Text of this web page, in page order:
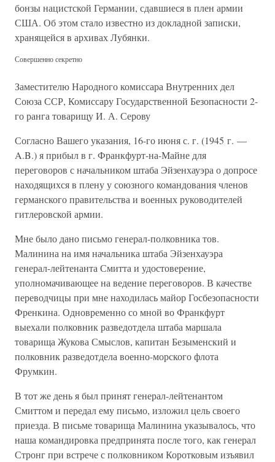
бонзы нацистской Германии, сдавшиеся в плен армии
США. Об этом стало известно из докладной записки,
хранящейся в архивах Лубянки.
Совершенно секретно
Заместителю Народного комиссара Внутренних дел
Союза ССР, Комиссару Государственной Безопасности 2-
го ранга товарищу И. А. Серову
Согласно Вашего указания, 16-го июня с. г. (1945 г. —
A.B.) я прибыл в г. Франкфурт-на-Майне для
переговоров с начальником штаба Эйзенхауэра о допросе
находящихся в плену у союзного командования членов
германского правительства и военных руководителей
гитлеровской армии.
Мне было дано письмо генерал-полковника тов.
Малинина на имя начальника штаба Эйзенхауэра
генерал-лейтенанта Смитта и удостоверение,
уполномачивающее на ведение переговоров. В качестве
переводчицы при мне находилась майор Госбезопасности
Френкина. Одновременно со мной во Франкфурт
выехали полковник разведотдела штаба маршала
товарища Жукова Смыслов, капитан Безыменский и
полковник разведотдела военно-морского флота
Фрумкин.
В тот же день я был принят генерал-лейтенантом
Смиттом и передал ему письмо, изложил цель своего
приезда. В письме товарища Малинина указывалось, что
наша командировка предпринята после того, как генерал
Стронг при встрече с полковником Коротковым изъявил